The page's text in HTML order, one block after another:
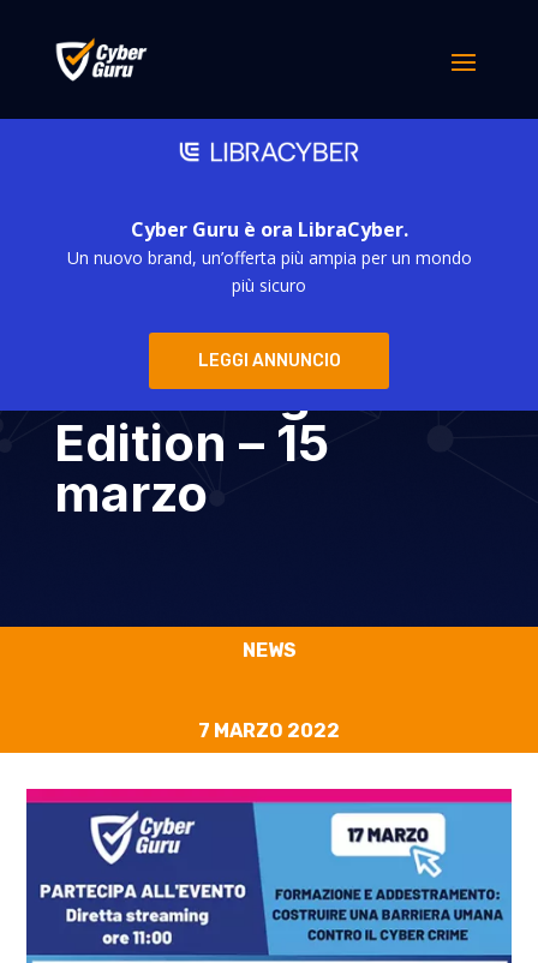
Cyber Guru è ora LibraCyber.
Un nuovo brand, un’offerta più ampia per un mondo
più sicuro
LEGGI ANNUNCIO
Security Summit
2022 –
Streaming
Edition – 15
marzo
NEWS
7 MARZO 2022